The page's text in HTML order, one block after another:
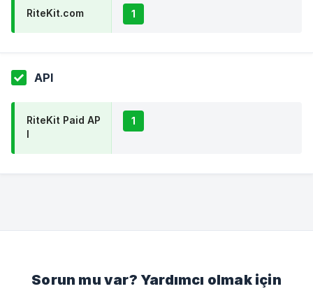
RiteKit.com 1
API
RiteKit Paid AP
I
1
Sorun mu var? Yardımcı olmak için